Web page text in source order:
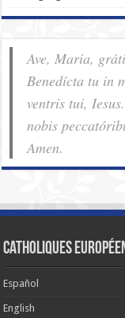
Ave, Maria,
Benedícta tu in
ventris tui,
nobis
Amen.
Catholiques
Español
English